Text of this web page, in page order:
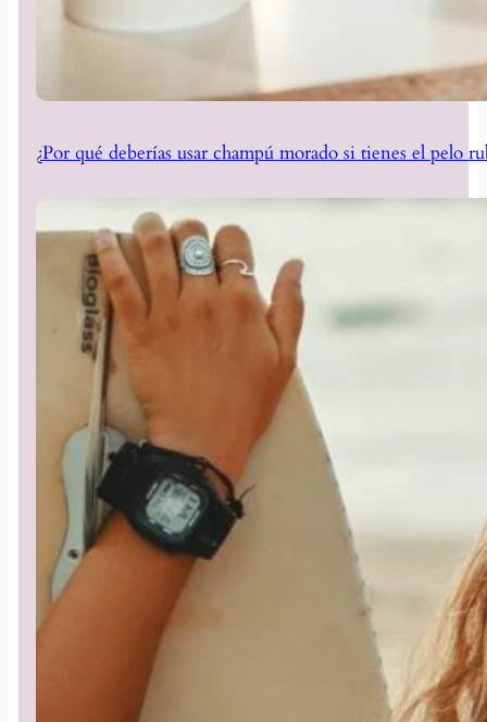
¿Por qué deberías usar champú morado si tienes el pelo